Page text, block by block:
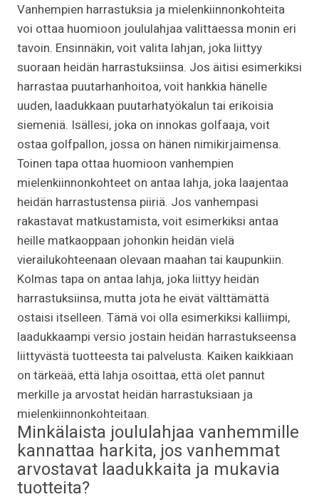
Vanhempien harrastuksia ja mielenkiinnonkohteita
voi ottaa huomioon joululahjaa valittaessa monin eri
tavoin. Ensinnäkin, voit valita lahjan, joka liittyy
suoraan heidän harrastuksiinsa. Jos äitisi esimerkiksi
harrastaa puutarhanhoitoa, voit hankkia hänelle
uuden, laadukkaan puutarhatyökalun tai erikoisia
siemeniä. Isällesi, joka on innokas golfaaja, voit
ostaa golfpallon, jossa on hänen nimikirjaimensa.
Toinen tapa ottaa huomioon vanhempien
mielenkiinnonkohteet on antaa lahja, joka laajentaa
heidän harrastustensa piiriä. Jos vanhempasi
rakastavat matkustamista, voit esimerkiksi antaa
heille matkaoppaan johonkin heidän vielä
vierailukohteenaan olevaan maahan tai kaupunkiin.
Kolmas tapa on antaa lahja, joka liittyy heidän
harrastuksiinsa, mutta jota he eivät välttämättä
ostaisi itselleen. Tämä voi olla esimerkiksi kalliimpi,
laadukkaampi versio jostain heidän harrastukseensa
liittyvästä tuotteesta tai palvelusta. Kaiken kaikkiaan
on tärkeää, että lahja osoittaa, että olet pannut
merkille ja arvostat heidän harrastuksiaan ja
mielenkiinnonkohteitaan.
Minkälaista joululahjaa vanhemmille
kannattaa harkita, jos vanhemmat
arvostavat laadukkaita ja mukavia
tuotteita?